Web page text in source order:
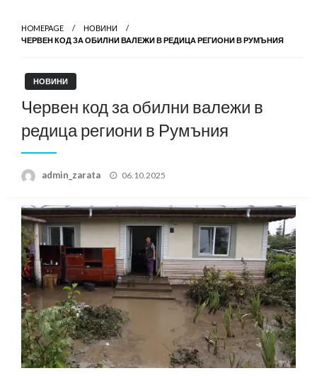
HOMEPAGE
НОВИНИ
ЧЕРВЕН КОД ЗА ОБИЛНИ ВАЛЕЖИ В РЕДИЦА РЕГИОНИ В РУМЪНИЯ
НОВИНИ
Червен код за обилни валежи в
редица региони в Румъния
admin_zarata
Posted
06.10.2025